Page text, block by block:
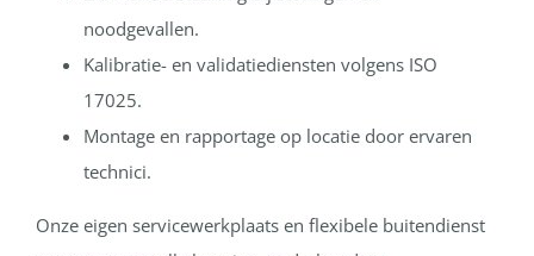
noodgevallen.
Kalibratie- en validatiediensten volgens ISO
17025.
Montage en rapportage op locatie door ervaren
technici.
Onze eigen servicewerkplaats en flexibele buitendienst